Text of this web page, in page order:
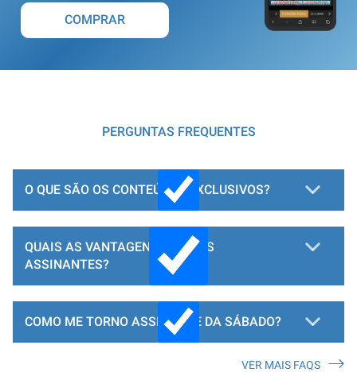
COMPRAR
PERGUNTAS FREQUENTES
O QUE SÃO OS CONTEÚDOS EXCLUSIVOS?
QUAIS AS VANTAGENS PARA OS
ASSINANTES?
COMO ME TORNO ASSINANTE DA SÁBADO?
VER MAIS FAQS